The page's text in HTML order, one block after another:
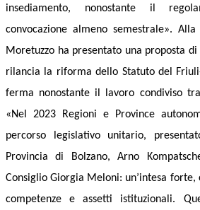
insediamento, nonostante il
convocazione almeno semestrale». Alla
Moretuzzo ha presentato una proposta
rilancia la riforma dello Statuto del
ferma nonostante il lavoro condiviso
«Nel 2023 Regioni e Province
percorso legislativo unitario,
Provincia di Bolzano, Arno
Consiglio Giorgia Meloni: un’intesa
competenze e assetti istituzionali.